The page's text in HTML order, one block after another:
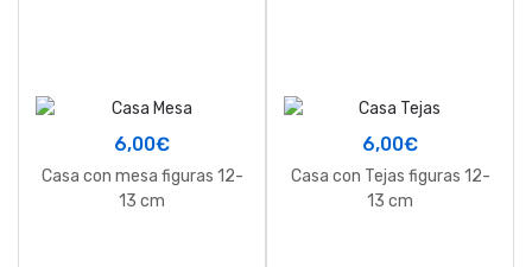
6,00€
Casa con mesa figuras 12-
13 cm
6,00€
Casa con Tejas figuras 12-
13 cm